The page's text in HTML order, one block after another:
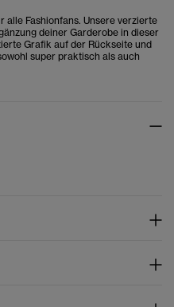
alle Fashionfans. Unsere verzierte
deiner Garderobe in dieser
Grafik auf der Rückseite und
super praktisch als auch